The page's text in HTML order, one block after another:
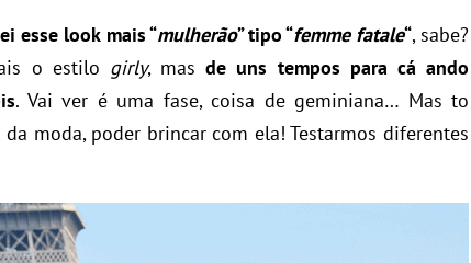
esse look mais “mulherão” tipo “femme fatale“, sabe?
o estilo girly, masde uns tempos para cá ando
. Vai ver é uma fase, coisa de geminiana… Mas to
moda, poder brincar com ela! Testarmos diferentes